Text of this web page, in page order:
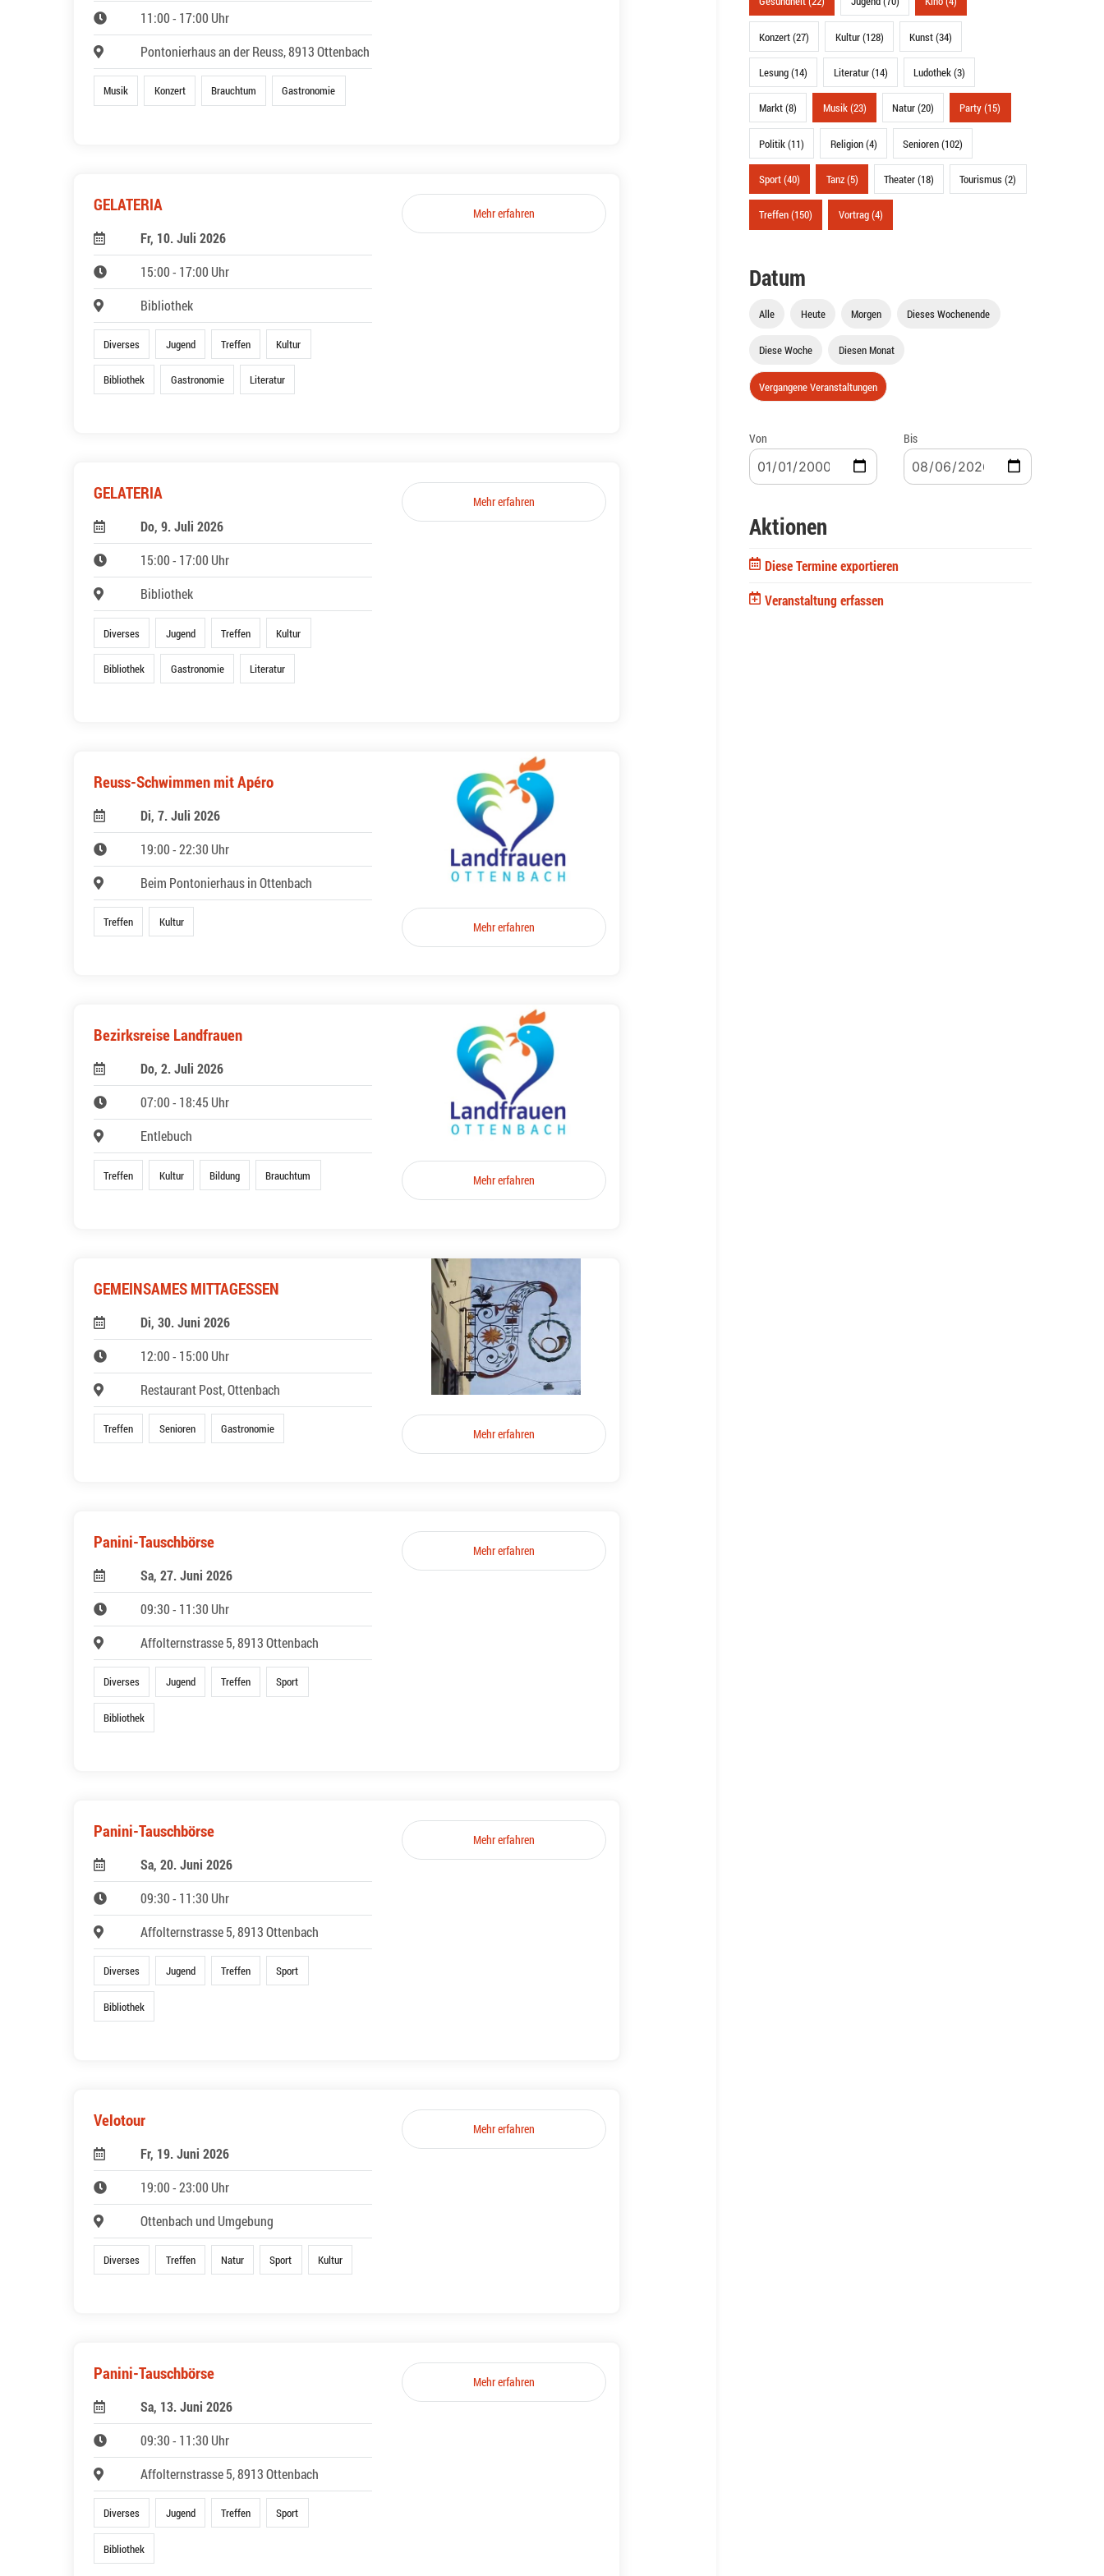
11:00 - 17:00 Uhr
Pontonierhaus an der Reuss, 8913 Ottenbach
Musik Konzert Brauchtum Gastronomie
GELATERIA
Fr, 10. Juli 2026
15:00 - 17:00 Uhr
Bibliothek
Diverses Jugend Treffen Kultur
Bibliothek Gastronomie Literatur
Mehr erfahren
GELATERIA
Do, 9. Juli 2026
15:00 - 17:00 Uhr
Bibliothek
Diverses Jugend Treffen Kultur
Bibliothek Gastronomie Literatur
Mehr erfahren
Reuss-Schwimmen mit Apéro
Di, 7. Juli 2026
19:00 - 22:30 Uhr
Beim Pontonierhaus in Ottenbach
Treffen Kultur Mehr erfahren
Bezirksreise Landfrauen
Do, 2. Juli 2026
07:00 - 18:45 Uhr
Entlebuch
Treffen Kultur Bildung Brauchtum Mehr erfahren
GEMEINSAMES MITTAGESSEN
Di, 30. Juni 2026
12:00 - 15:00 Uhr
Restaurant Post, Ottenbach
Treffen Senioren Gastronomie Mehr erfahren
Panini-Tauschbörse
Sa, 27. Juni 2026
09:30 - 11:30 Uhr
Affolternstrasse 5, 8913 Ottenbach
Diverses Jugend Treffen Sport
Bibliothek
Mehr erfahren
Panini-Tauschbörse
Sa, 20. Juni 2026
09:30 - 11:30 Uhr
Affolternstrasse 5, 8913 Ottenbach
Diverses Jugend Treffen Sport
Bibliothek
Mehr erfahren
Velotour
Fr, 19. Juni 2026
19:00 - 23:00 Uhr
Ottenbach und Umgebung
Diverses Treffen Natur Sport Kultur
Mehr erfahren
Panini-Tauschbörse
Sa, 13. Juni 2026
09:30 - 11:30 Uhr
Affolternstrasse 5, 8913 Ottenbach
Diverses Jugend Treffen Sport
Bibliothek
Mehr erfahren
Konzert (27) Kultur (128) Kunst (34)
Lesung (14) Literatur (14) Ludothek (3)
Markt (8) Musik (23) Natur (20) Party (15)
Politik (11) Religion (4) Senioren (102)
Sport (40) Tanz (5) Theater (18) Tourismus (2)
Treffen (150) Vortrag (4)
Datum
Alle Heute Morgen Dieses Wochenende
Diese Woche Diesen Monat
Vergangene Veranstaltungen
Von Bis
Aktionen
Diese Termine exportieren
Veranstaltung erfassen